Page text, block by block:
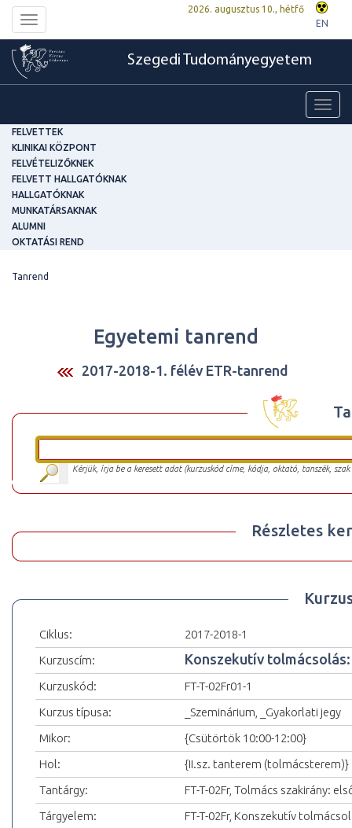
Toggle
navigation
2026. augusztus 10., hétfő
EN
Szegedi Tudományegyetem
FELVETTEK
KLINIKAI KÖZPONT
FELVÉTELIZŐKNEK
FELVETT HALLGATÓKNAK
HALLGATÓKNAK
MUNKATÁRSAKNAK
ALUMNI
OKTATÁSI REND
Tanrend
Egyetemi tanrend
2017-2018-1. félév ETR-tanrend
Kérjük, írja be a keresett adat (kurzuskód címe, kódja, oktató, tanszék,
Részletes
Ciklus:
2017-2018-1
Kurzuscím:
Konszekutív
Kurzuskód:
FT-T-02Fr01-1
Kurzus típusa:
_Szeminárium, _Gyakorlati jegy
Mikor:
{Csütörtök 10:00-12:00}
Hol:
{II.sz. tanterem (tolmácsterem)}
Tantárgy:
FT-T-02Fr, Tolmács szakirány:
Tárgyelem:
FT-T-02Fr, Konszekutív